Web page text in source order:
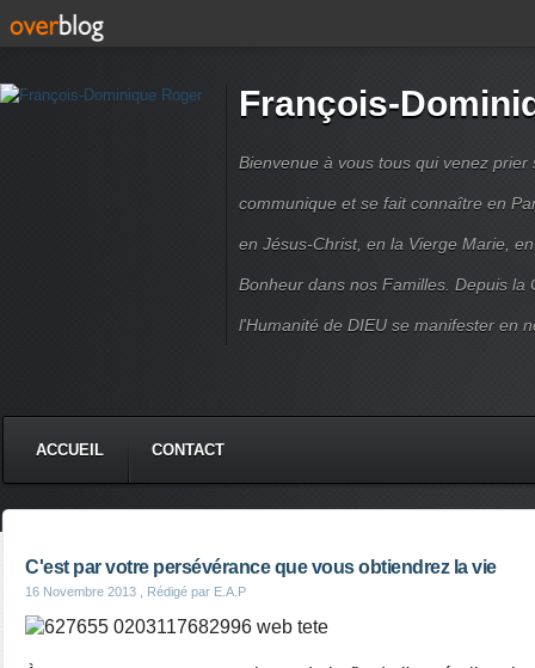
François-
Bienvenue à vous tous qui venez prier
communique et se fait connaître en
en Jésus-Christ, en la Vierge Marie,
Bonheur dans nos Familles. Depuis la
l'Humanité de DIEU se manifester en
ACCUEIL CONTACT
C'est par votre persévérance que vous obtiendrez la vie
16 Novembre 2013 , Rédigé par E.A.P